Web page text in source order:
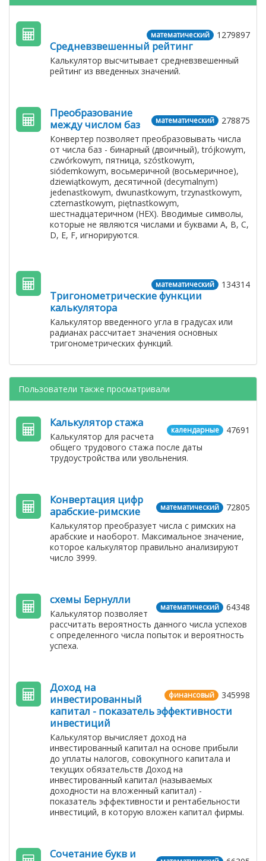
1279897
математический
Средневзвешенный рейтинг
Калькулятор высчитывает средневзвешенный
рейтинг из введенных значений.
278875
математический
Преобразование
между числом баз
Конвертер позволяет преобразовывать числа
от числа баз - бинарный (двоичный), trójkowym,
czwórkowym, пятница, szóstkowym,
siódemkowym, восьмеричной (восьмеричное),
dziewiątkowym, десятичной (decymalnym)
jedenastkowym, dwunastkowym, trzynastkowym,
czternastkowym, piętnastkowym,
шестнадцатеричном (HEX). Вводимые символы,
которые не являются числами и буквами A, B, C,
D, E, F, игнорируются.
134314
математический
Тригонометрические функции
калькулятора
Калькулятор введенного угла в градусах или
радианах рассчитает значения основных
тригонометрических функций.
Пользователи также просматривали
47691
календарные
Калькулятор стажа
Калькулятор для расчета
общего трудового стажа после даты
трудоустройства или увольнения.
72805
математический
Конвертация цифр
арабские-римские
Калькулятор преобразует числа с римских на
арабские и наоборот. Максимальное значение,
которое калькулятор правильно анализируют
число 3999.
64348
математический
схемы Бернулли
Калькулятор позволяет
рассчитать вероятность данного числа успехов
с определенного числа попыток и вероятность
успеха.
345998
финансовый
Доход на
инвестированный
капитал - показатель эффективности
инвестиций
Калькулятор вычисляет доход на
инвестированный капитал на основе прибыли
до уплаты налогов, совокупного капитала и
текущих обязательств Доход на
инвестированный капитал (называемых
доходности на вложенный капитал) -
показатель эффективности и рентабельности
инвестиций, в которую вложен капитал фирмы.
Сочетание букв и